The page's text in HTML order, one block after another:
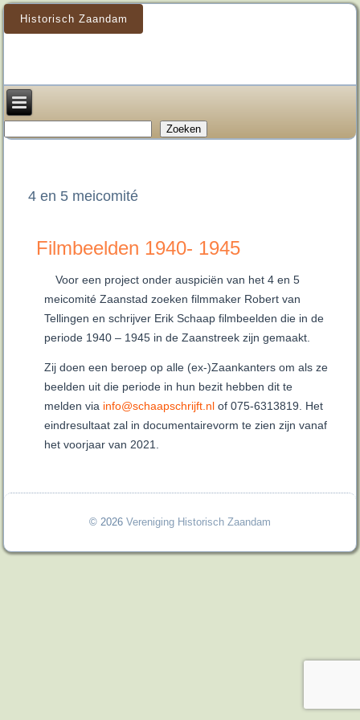
Historisch Zaandam
Zoeken
4 en 5 meicomité
Filmbeelden 1940- 1945
Voor een project onder auspiciën van het 4 en 5
meicomité Zaanstad zoeken filmmaker Robert van
Tellingen en schrijver Erik Schaap filmbeelden die in de
periode 1940 – 1945 in de Zaanstreek zijn gemaakt.
Zij doen een beroep op alle (ex-)Zaankanters om als ze
beelden uit die periode in hun bezit hebben dit te
melden via info@schaapschrijft.nl of 075-6313819. Het
eindresultaat zal in documentairevorm te zien zijn vanaf
het voorjaar van 2021.
© 2026 Vereniging Historisch Zaandam